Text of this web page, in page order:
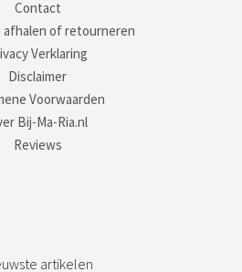
Contact
afhalen of retourneren
Verklaring
Disclaimer
Voorwaarden
Bij-Ma-Ria.nl
Reviews
artikelen